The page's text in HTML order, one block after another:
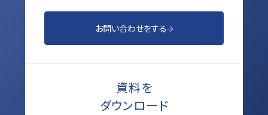
お問い合わせをする
資料を
ダウンロード